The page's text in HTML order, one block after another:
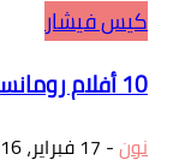
كيس فيشار
10 أفلام رومانسية من أرض الواقع
نون- 17 فبراير، 2016